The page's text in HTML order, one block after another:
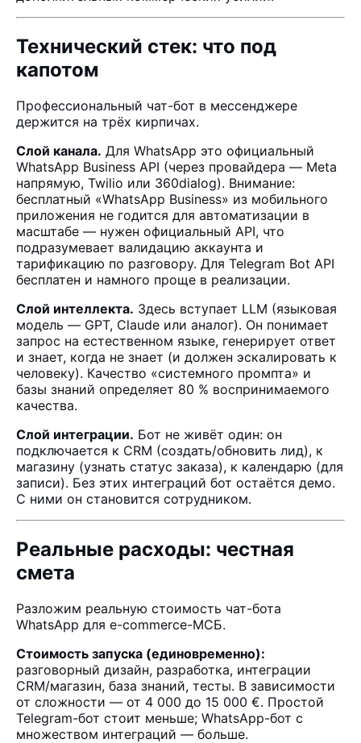
Технический стек: что под
капотом
Профессиональный чат-бот в мессенджере
держится на трёх кирпичах.
Слой канала. Для WhatsApp это официальный
WhatsApp Business API (через провайдера — Meta
напрямую, Twilio или 360dialog). Внимание:
бесплатный «WhatsApp Business» из мобильного
приложения не годится для автоматизации в
масштабе — нужен официальный API, что
подразумевает валидацию аккаунта и
тарификацию по разговору. Для Telegram Bot API
бесплатен и намного проще в реализации.
Слой интеллекта. Здесь вступает LLM (языковая
модель — GPT, Claude или аналог). Он понимает
запрос на естественном языке, генерирует ответ
и знает, когда не знает (и должен эскалировать к
человеку). Качество «системного промпта» и
базы знаний определяет 80 % воспринимаемого
качества.
Слой интеграции. Бот не живёт один: он
подключается к CRM (создать/обновить лид), к
магазину (узнать статус заказа), к календарю (для
записи). Без этих интеграций бот остаётся демо.
С ними он становится сотрудником.
Реальные расходы: честная
смета
Разложим реальную стоимость чат-бота
WhatsApp для e-commerce-МСБ.
Стоимость запуска (единовременно):
разговорный дизайн, разработка, интеграции
CRM/магазин, база знаний, тесты. В зависимости
от сложности — от 4 000 до 15 000 €. Простой
Telegram-бот стоит меньше; WhatsApp-бот с
множеством интеграций — больше.